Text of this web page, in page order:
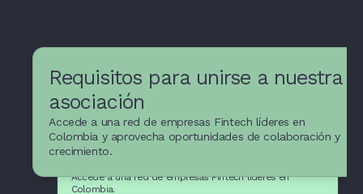
Requisitos para unirse a nuestra
asociación
Accede a una red de empresas Fintech líderes en
Colombia y aprovecha oportunidades de colaboración y
crecimiento.
Recursos y apoyo para
empresas Fintech
Accede a una red de empresas Fintech líderes en
Colombia.